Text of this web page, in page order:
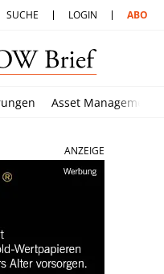
SUCHE LOGIN ABO
Asset Management
ANZEIGE